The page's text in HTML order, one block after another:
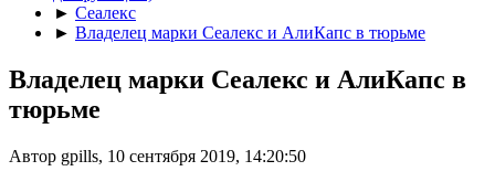
► Сеалекс
► Владелец марки Сеалекс и АлиКапс в тюрьме
Владелец марки Сеалекс и АлиКапс в
тюрьме
Автор gpills, 10 сентября 2019, 14:20:50